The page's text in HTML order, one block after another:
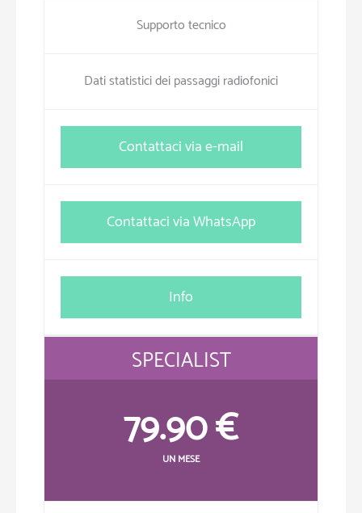
Supporto tecnico
Dati statistici dei passaggi radiofonici
Contattaci via e-mail
Contattaci via WhatsApp
Info
SPECIALIST
79.90 €
UN MESE